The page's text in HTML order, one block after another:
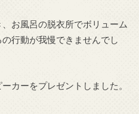
お風呂の脱衣所でボリューム
行動が我慢できませんでし
カーをプレゼントしました。